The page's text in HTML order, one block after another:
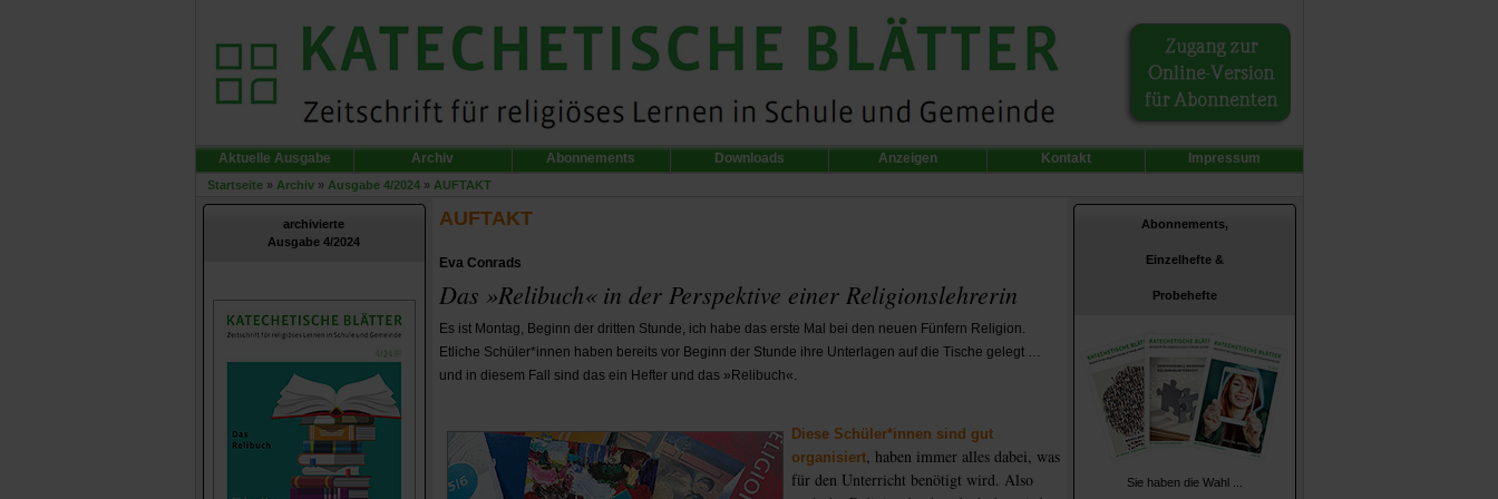
Aktuelle Ausgabe Archiv Abonnements Downloads Anzeigen Kontakt Impressum
Startseite» Archiv» Ausgabe 4/2024» AUFTAKT
archivierte
Ausgabe 4/2024
AUFTAKT
Eva Conrads
Das »Relibuch« in der Perspektive einer Religionslehrerin
Es ist Montag, Beginn der dritten Stunde, ich habe das erste Mal bei den neuen Fünfern Religion.
Etliche Schüler*innen haben bereits vor Beginn der Stunde ihre Unterlagen auf die Tische gelegt …
und in diesem Fall sind das ein Hefter und das »Relibuch«.
Diese Schüler*innen sind gut
organisiert, haben immer alles dabei, was
für den Unterricht benötigt wird. Also
Abonnements,
Einzelhefte &
Probehefte
Sie haben die Wahl ...